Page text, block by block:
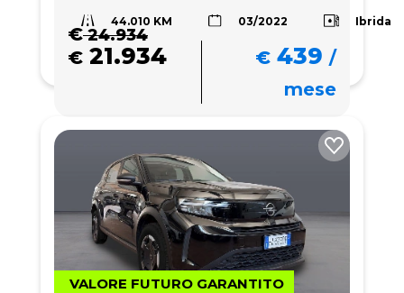
44.010 KM 03/2022 Ibrida
€24.934
€ 21.934 € 439 /
mese
VALORE FUTURO GARANTITO